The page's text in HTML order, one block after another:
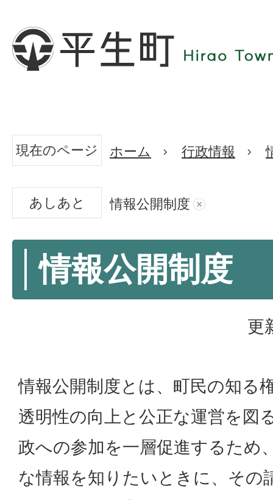
現在のページ ホーム 行政情報
あしあと 情報公開制度
情報公開制度
更
情報公開制度とは、町民の知る
透明性の向上と公正な運営を図
政への参加を一層促進するため
な情報を知りたいときに、その